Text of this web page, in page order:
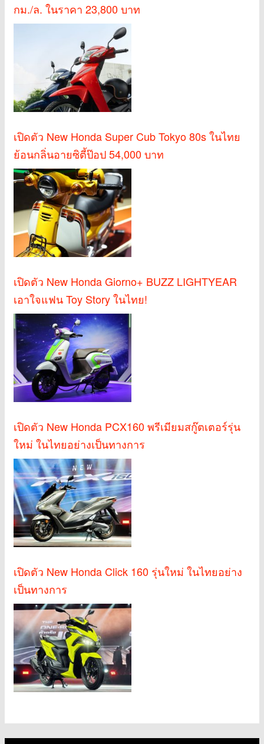
กม./ล. ในราคา 23,800 บาท
เปิดตัว New Honda Super Cub Tokyo 80s ในไทย
ย้อนกลิ่นอายซิตี้ป๊อป 54,000 บาท
เปิดตัว New Honda Giorno+ BUZZ LIGHTYEAR
เอาใจแฟน Toy Story ในไทย!
เปิดตัว New Honda PCX160 พรีเมียมสกู๊ตเตอร์รุ่น
ใหม่ ในไทยอย่างเป็นทางการ
เปิดตัว New Honda Click 160 รุ่นใหม่ ในไทยอย่าง
เป็นทางการ